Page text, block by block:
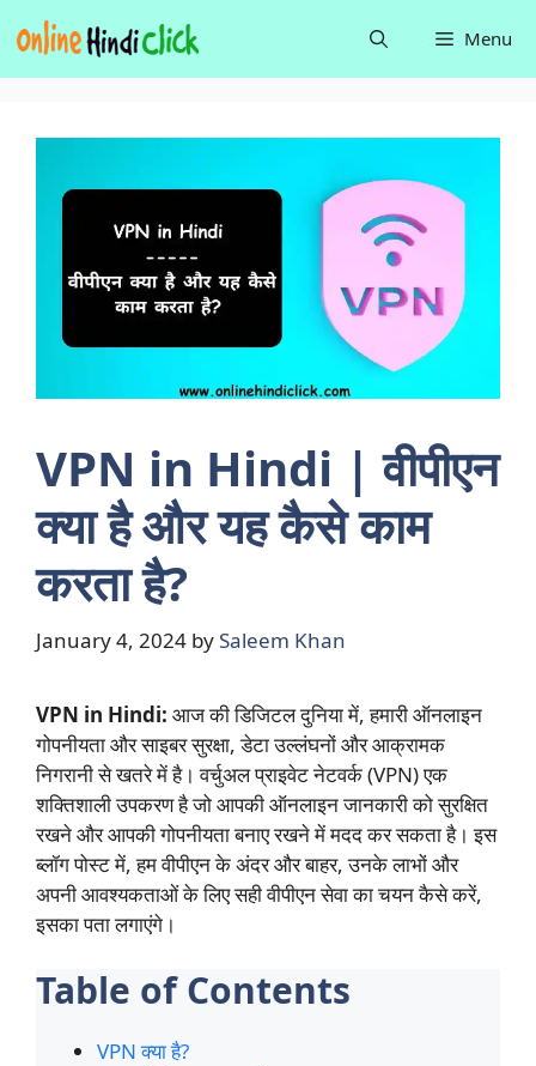
to
content
Menu
VPN in Hindi | वीपीएन
क्या है और यह कैसे काम
करता है?
January 4, 2024 bySaleem Khan
VPN in Hindi: आज की डिजिटल दुनिया में, हमारी ऑनलाइन
गोपनीयता और साइबर सुरक्षा, डेटा उल्लंघनों और आक्रामक
निगरानी से खतरे में है। वर्चुअल प्राइवेट नेटवर्क (VPN) एक
शक्तिशाली उपकरण है जो आपकी ऑनलाइन जानकारी को सुरक्षित
रखने और आपकी गोपनीयता बनाए रखने में मदद कर सकता है। इस
ब्लॉग पोस्ट में, हम वीपीएन के अंदर और बाहर, उनके लाभों और
अपनी आवश्यकताओं के लिए सही वीपीएन सेवा का चयन कैसे करें,
इसका पता लगाएंगे।
Table of Contents
VPN क्या है?